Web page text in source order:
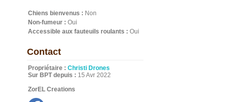
Chiens bienvenus : Non
Non-fumeur : Oui
Accessible aux fauteuils roulants : Oui
Contact
Propriétaire : Christi Drones
Sur BPT depuis : 15 Avr 2022
ZorEL Creations